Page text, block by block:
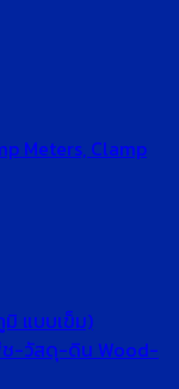
Meters, Clamp
แบบเข็ม)
ช-วัสดุ-ดิน Wood-